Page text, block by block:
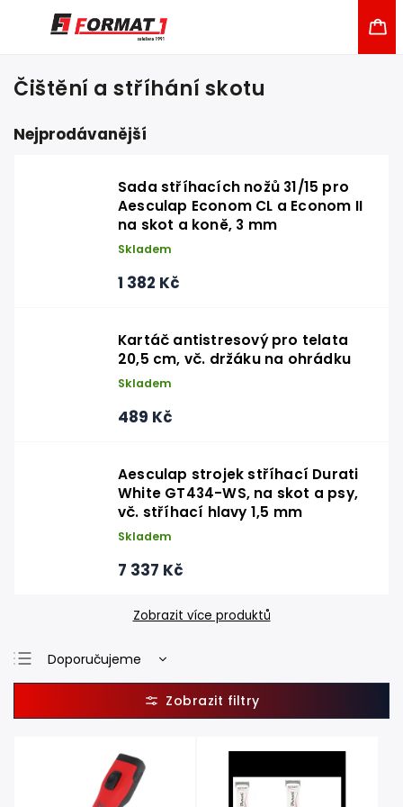
Čištění a stříhání skotu
Nejprodávanější
Sada stříhacích nožů 31/15 pro
Aesculap Econom CL a Econom II
na skot a koně, 3 mm
Skladem
1 382 Kč
Kartáč antistresový pro telata
20,5 cm, vč. držáku na ohrádku
Skladem
489 Kč
Aesculap strojek stříhací Durati
White GT434-WS, na skot a psy,
vč. stříhací hlavy 1,5 mm
Skladem
7 337 Kč
Zobrazit více produktů
Doporučujeme
Nejlevnější
Nejdražší
Abecedně